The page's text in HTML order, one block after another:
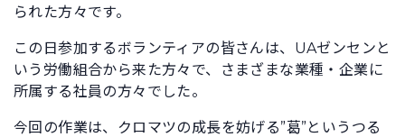
られた方々です。
この日参加するボランティアの皆さんは、UAゼンセンと
いう労働組合から来た方々で、さまざまな業種・企業に
所属する社員の方々でした。
今回の作業は、クロマツの成長を妨げる”葛”というつる